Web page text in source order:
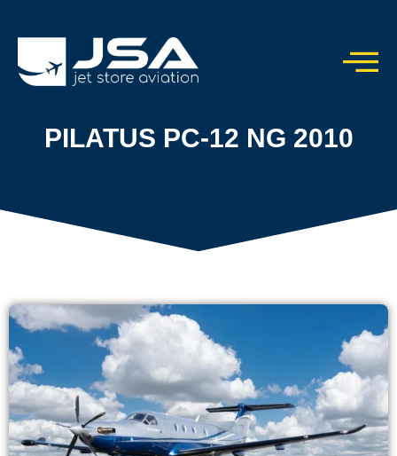
PILATUS PC-12 NG 2010